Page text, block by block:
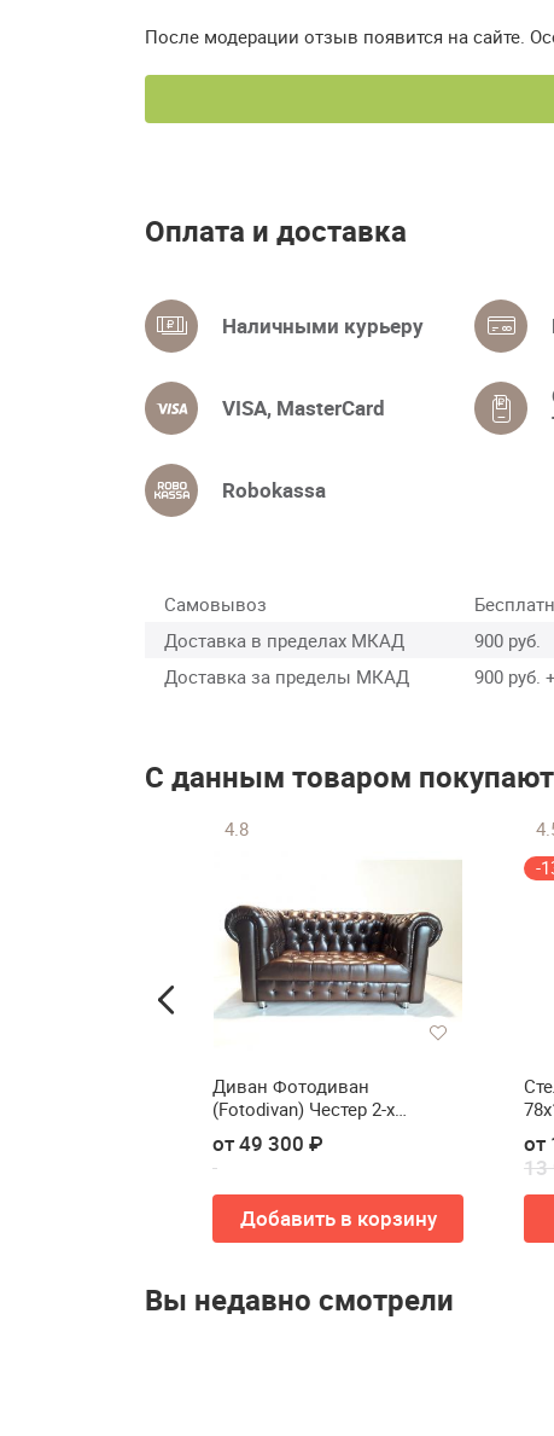
После модерации отзыв появится на сайте.
Оплата и доставка
Наличными курьеру
VISA, MasterCard
Robokassa
Самовывоз
Доставка в пределах МКАД
900 руб.
Доставка за пределы МКАД
900 руб.
С данным товаром покупают
4.8
Диван Фотодиван
(Fotodivan) Честер 2-х
местный сиденье каретка
от 49 300 ₽
Добавить в корзину
-
от
13
Вы недавно смотрели